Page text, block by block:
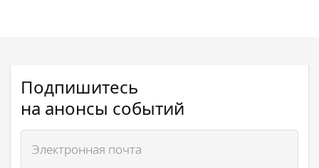
Подпишитесь
на анонсы событий